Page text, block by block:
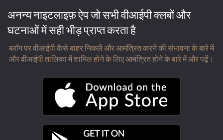
अनन्य नाइटलाइफ़ ऐप जो सभी वीआईपी क्लबों और
घटनाओं में सही भीड़ प्राप्त करता है
ब्लॉग पर वीआईपी कैसे बाहर निकलें और आमंत्रित करने की संभावना के बारे में
और वीआईपी तालिका में शामिल होने के लिए आमंत्रित होने के बारे में और पढ़ें।